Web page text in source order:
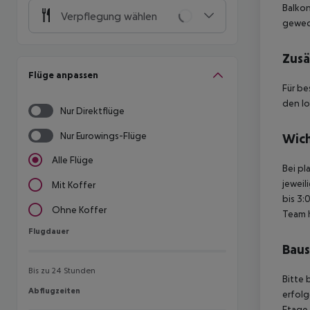
Verpflegung wählen
Flüge anpassen
Nur Direktflüge
Nur Eurowings-Flüge
Alle Flüge
Mit Koffer
Ohne Koffer
Flugdauer
Flugdauer
Bis zu 24 Stunden
Abflugzeiten
Abflugzeiten
Für
den
Bei
bis
Team
Bitte